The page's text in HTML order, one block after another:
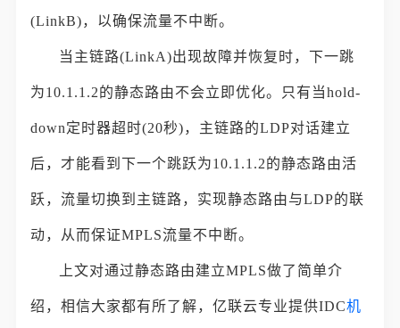
(LinkB)，以确保流量不中断。
当主链路(LinkA)出现故障并恢复时，下一跳
为10.1.1.2的静态路由不会立即优化。只有当hold-
down定时器超时(20秒)，主链路的LDP对话建立
后，才能看到下一个跳跃为10.1.1.2的静态路由活
跃，流量切换到主链路，实现静态路由与LDP的联
动，从而保证MPLS流量不中断。
上文对通过静态路由建立MPLS做了简单介
绍，相信大家都有所了解，亿联云专业提供IDC机